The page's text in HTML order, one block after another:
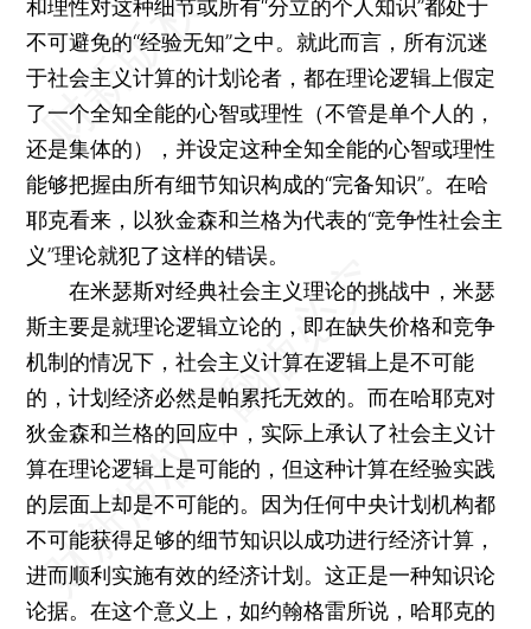
和理性对这种细节或所有“分立的个人知识”都处于
不可避免的“经验无知”之中。就此而言，所有沉迷
于社会主义计算的计划论者，都在理论逻辑上假定
了一个全知全能的心智或理性（不管是单个人的，
还是集体的），并设定这种全知全能的心智或理性
能够把握由所有细节知识构成的“完备知识”。在哈
耶克看来，以狄金森和兰格为代表的“竞争性社会主
义”理论就犯了这样的错误。
在米瑟斯对经典社会主义理论的挑战中，米瑟
斯主要是就理论逻辑立论的，即在缺失价格和竞争
机制的情况下，社会主义计算在逻辑上是不可能
的，计划经济必然是帕累托无效的。而在哈耶克对
狄金森和兰格的回应中，实际上承认了社会主义计
算在理论逻辑上是可能的，但这种计算在经验实践
的层面上却是不可能的。因为任何中央计划机构都
不可能获得足够的细节知识以成功进行经济计算，
进而顺利实施有效的经济计划。这正是一种知识论
论据。在这个意义上，如约翰格雷所说，哈耶克的